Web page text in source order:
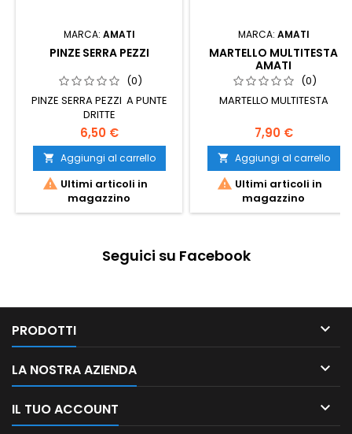
MARCA: AMATI
PINZE SERRA PEZZI
(0)
PINZE SERRA PEZZI A PUNTE
DRITTE
6,50 €
 Aggiungi al carrello
 Ultimi articoli in
magazzino
MARCA: AMATI
MARTELLO MULTITESTA
AMATI
(0)
MARTELLO MULTITESTA
7,90 €
 Aggiungi al carrello
 Ultimi articoli in
magazzino
Seguici su Facebook
PRODOTTI 
LA NOSTRA AZIENDA 
IL TUO ACCOUNT 